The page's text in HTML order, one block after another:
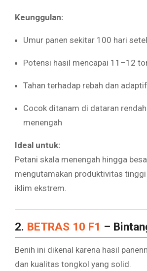
Keunggulan:
Umur panen sekitar 100 hari
Potensi hasil mencapai 11–12
Tahan terhadap rebah dan
Cocok ditanam di dataran
menengah
Ideal untuk:
Petani skala menengah hingga
mengutamakan produktivitas
iklim ekstrem.
2. BETRAS 10 F1 –
Benih ini dikenal karena hasil
dan kualitas tongkol yang solid.